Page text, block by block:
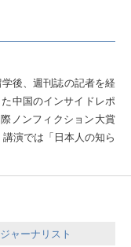
後、週刊誌の記者を経
中国のインサイドレポ
ノンフィクション大賞
演では「日本人の知ら
ジャーナリスト